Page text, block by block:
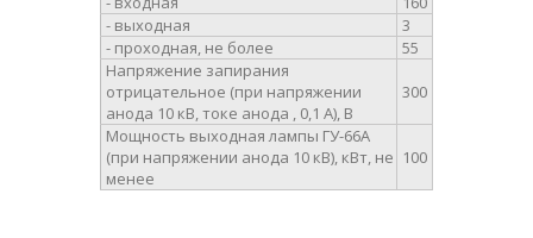
- выходная
3
- проходная, не более
55
Напряжение запирания
отрицательное (при напряжении
анода 10 кВ, токе анода , 0,1 А), В
300
Мощность выходная лампы ГУ-66А
(при напряжении анода 10 кВ), кВт, не
менее
100